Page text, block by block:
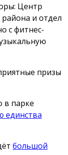
Центр
и отдел
с фитнес-
призы
в парке
единства
большой